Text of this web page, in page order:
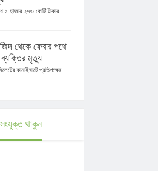
১ হাজার ২৭৩ কোটি টাকার
থেকে ফেরার পথে
মৃত্যু
কানাইঘাটে প্রতিপক্ষের
থাকুন